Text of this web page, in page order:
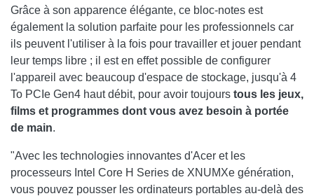
Grâce à son apparence élégante, ce bloc-notes est
également la solution parfaite pour les professionnels car
ils peuvent l'utiliser à la fois pour travailler et jouer pendant
leur temps libre ; il est en effet possible de configurer
l'appareil avec beaucoup d'espace de stockage, jusqu'à 4
To PCIe Gen4 haut débit, pour avoir toujours tous les jeux,
films et programmes dont vous avez besoin à portée
de main.
"Avec les technologies innovantes d'Acer et les
processeurs Intel Core H Series de XNUMXe génération,
vous pouvez pousser les ordinateurs portables au-delà des